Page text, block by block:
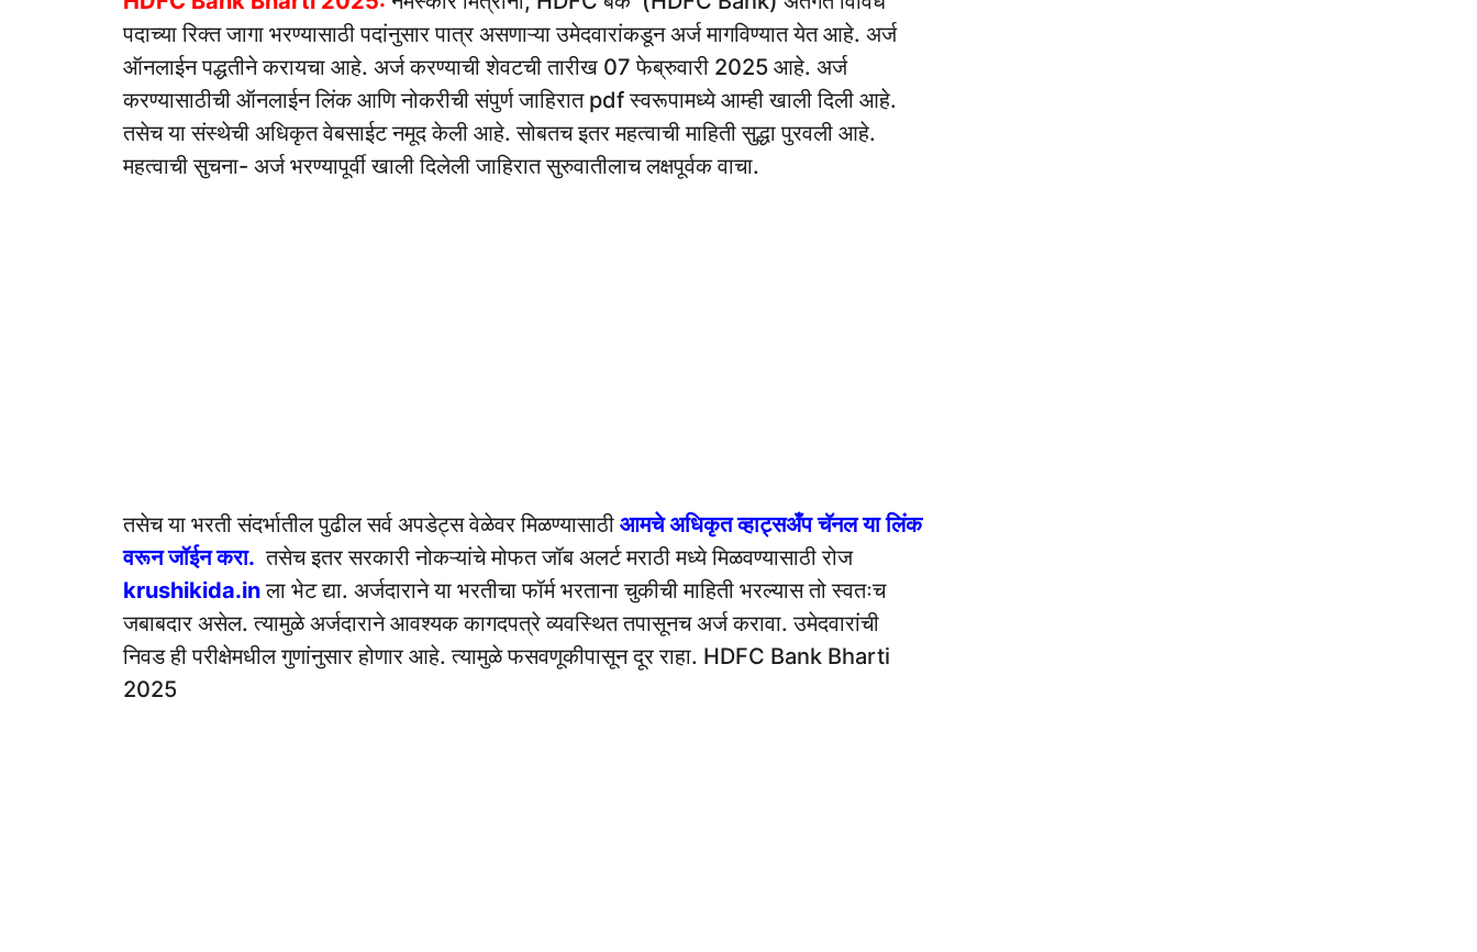
पदाच्या रिक्त जागा भरण्यासाठी पदांनुसार पात्र असणाऱ्या उमेदवारांकडून अर्ज मागविण्यात येत आहे. अर्ज
ऑनलाईन पद्धतीने करायचा आहे. अर्ज करण्याची शेवटची तारीख 07 फेब्रुवारी 2025 आहे. अर्ज
करण्यासाठीची ऑनलाईन लिंक आणि नोकरीची संपुर्ण जाहिरात pdf स्वरूपामध्ये आम्ही खाली दिली आहे.
तसेच या संस्थेची अधिकृत वेबसाईट नमूद केली आहे. सोबतच इतर महत्वाची माहिती सुद्धा पुरवली आहे.
महत्वाची सुचना- अर्ज भरण्यापूर्वी खाली दिलेली जाहिरात सुरुवातीलाच लक्षपूर्वक वाचा.
तसेच या भरती संदर्भातील पुढील सर्व अपडेट्स वेळेवर मिळण्यासाठी आमचे अधिकृत व्हाट्सअँप चॅनल या लिंक
वरून जॉईन करा. तसेच इतर सरकारी नोकऱ्यांचे मोफत जॉब अलर्ट मराठी मध्ये मिळवण्यासाठी रोज
krushikida.inला भेट द्या. अर्जदाराने या भरतीचा फॉर्म भरताना चुकीची माहिती भरल्यास तो स्वतःच
जबाबदार असेल. त्यामुळे अर्जदाराने आवश्यक कागदपत्रे व्यवस्थित तपासूनच अर्ज करावा. उमेदवारांची
निवड ही परीक्षेमधील गुणांनुसार होणार आहे. त्यामुळे फसवणूकीपासून दूर राहा. HDFC Bank Bharti
2025